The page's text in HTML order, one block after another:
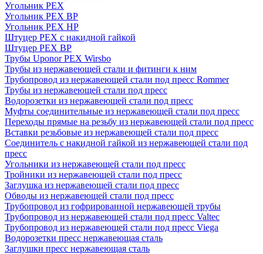
Угольник PEX
Угольник PEX ВР
Угольник PEX НР
Штуцер PEX c накидной гайкой
Штуцер PEX ВР
Трубы Uponor PEX Wirsbo
Трубы из нержавеющей стали и фитинги к ним
Трубопровод из нержавеющей стали под пресс Rommer
Трубы из нержавеющей стали под пресс
Водорозетки из нержавеющей стали под пресс
Муфты соединительные из нержавеющей стали под пресс
Переходы прямые на резьбу из нержавеющей стали под пресс
Вставки резьбовые из нержавеющей стали под пресс
Соединитель с накидной гайкой из нержавеющей стали под
пресс
Угольники из нержавеющей стали под пресс
Тройники из нержавеющей стали под пресс
Заглушка из нержавеющей стали под пресс
Обводы из нержавеющей стали под пресс
Трубопровод из гофрированной нержавеющей трубы
Трубопровод из нержавеющей стали под пресс Valtec
Трубопровод из нержавеющей стали под пресс Viega
Водорозетки пресс нержавеющая сталь
Заглушки пресс нержавеющая сталь